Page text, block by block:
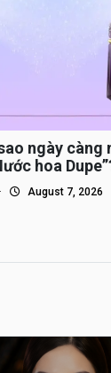
ngày càng
hoa
August 7, 2026